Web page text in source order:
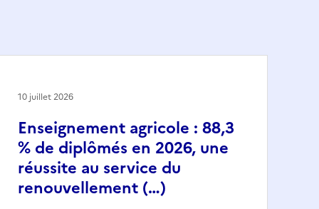
Enseignement agricole : 88,3
% de diplômés en 2026, une
réussite au service du
renouvellement (…)
10 juillet 2026